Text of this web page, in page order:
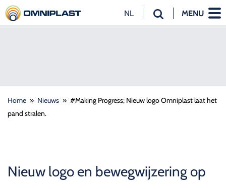
NL
MENU
Home » Nieuws » #Making Progress; Nieuw logo Omniplast laat het
pand stralen.
Nieuw logo en bewegwijzering op